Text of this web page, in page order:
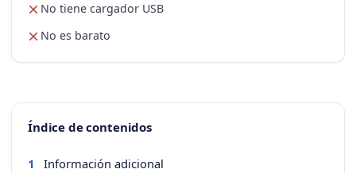
No tiene cargador USB
No es barato
Índice de contenidos
1 Información adicional